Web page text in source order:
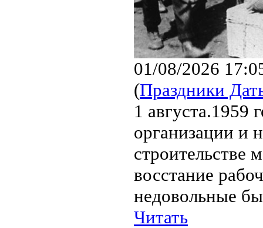
01/08/2026
(Праздники
1 августа.1959
организации и
строительстве
восстание
недовольные
Читать